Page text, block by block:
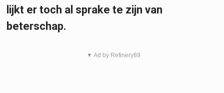
lijkt er toch al sprake te zijn van
beterschap.
▼ Ad by Refinery89